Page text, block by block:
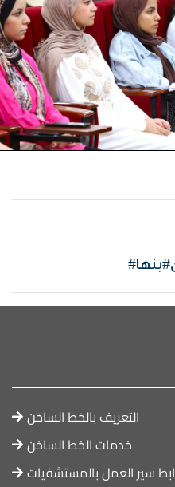
التعريف بالخط الساخن
خدمات الخط الساخن
سير العمل بالمستشفيات